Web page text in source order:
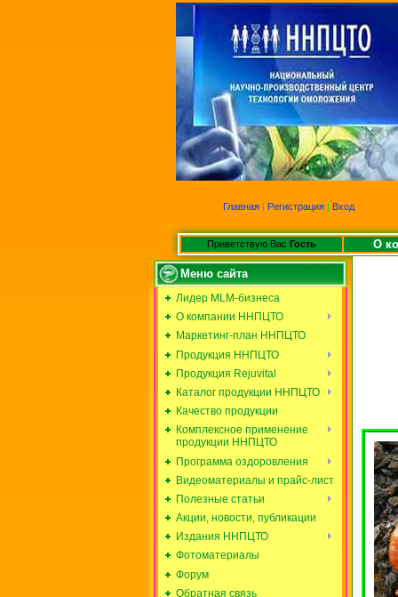
Главная | Регистрация | Вход
Приветствую Вас Гость О
Меню сайта
Лидер MLM-бизнеса
О компании ННПЦТО
Маркетинг-план ННПЦТО
Продукция ННПЦТО
Продукция Rejuvital
Каталог продукции ННПЦТО
Качество продукции
Комплексное применение
продукции ННПЦТО
Программа оздоровления
Видеоматериалы и прайс-лист
Полезные статьи
Акции, новости, публикации
Издания ННПЦТО
Фотоматериалы
Форум
Обратная связь